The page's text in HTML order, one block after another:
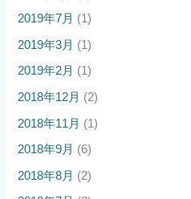
2019年7月 (1)
2019年3月 (1)
2019年2月 (1)
2018年12月 (2)
2018年11月 (1)
2018年9月 (6)
2018年8月 (2)